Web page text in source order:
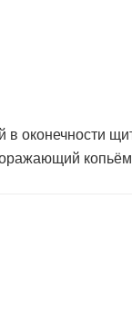
оконечности